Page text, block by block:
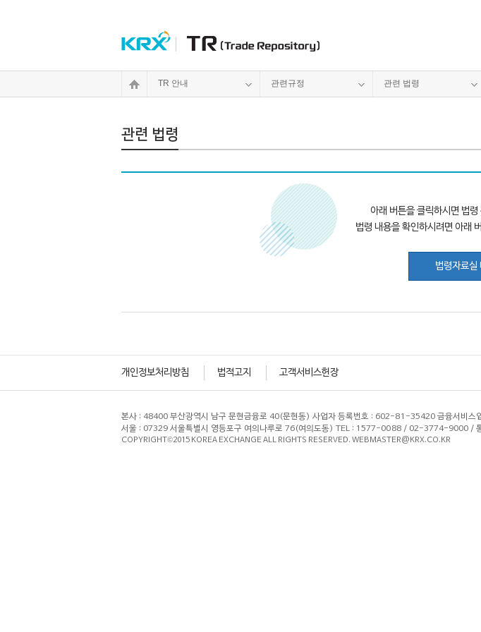
TR 안내 관련규정 관련 법령
관련 법령
아래 버튼을 클릭하시면 법
법령 내용을 확인하시려면 아래
법령자료실
개인정보처리방침 법적고지 고객서비스헌장
본사 : 48400 부산광역시 남구 문현금융로 40(문현동) 사업자 등록번호 : 602-81-35420 금융서비스
서울 : 07329 서울특별시 영등포구 여의나루로 76(여의도동) TEL : 1577-0088 / 02-3774-9000 /
COPYRIGHT©2015 KOREA EXCHANGE ALL RIGHTS RESERVED. WEBMASTER@KRX.CO.KR